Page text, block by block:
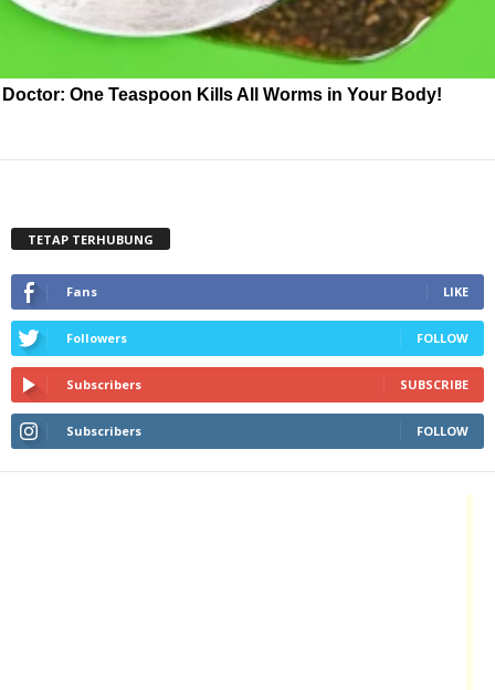
Doctor: One Teaspoon Kills All Worms in Your Body!
TETAP TERHUBUNG
Fans LIKE
Followers FOLLOW
Subscribers SUBSCRIBE
Subscribers FOLLOW